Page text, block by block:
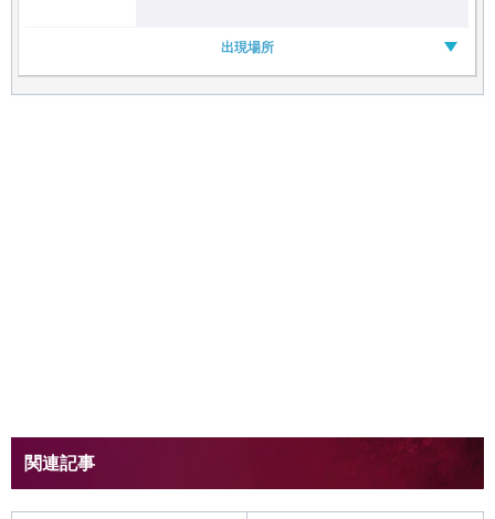
出現場所
関連記事